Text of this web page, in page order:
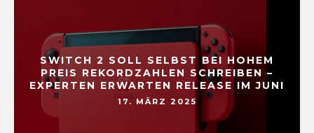
SWITCH 2 SOLL SELBST BEI HOHEM
PREIS REKORDZAHLEN SCHREIBEN –
EXPERTEN ERWARTEN RELEASE IM JUNI
17. MÄRZ 2025